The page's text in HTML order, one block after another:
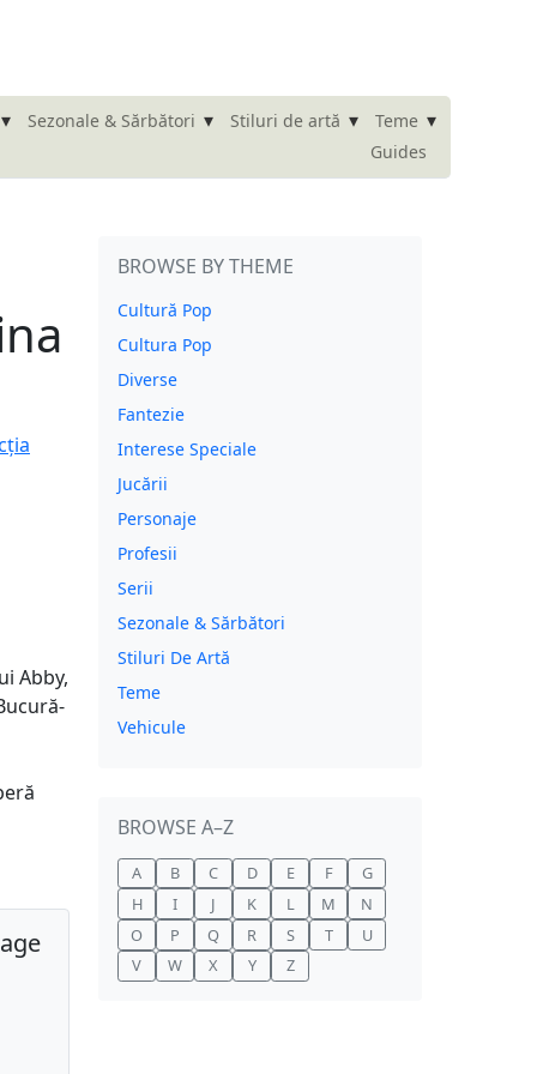
▾ Sezonale & Sărbători ▾ Stiluri de artă ▾ Teme ▾
Guides
Abby,
BROWSE BY THEME
Cultură Pop
Cultura Pop
Diverse
Fantezie
Interese Speciale
Jucării
Personaje
Profesii
Serii
Sezonale & Sărbători
Stiluri De Artă
Teme
Vehicule
BROWSE A–Z
A B C D E F
G
H
I J K L M
N
O
P Q R S T
U
V
W X Y Z